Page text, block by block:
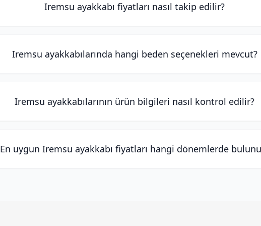
Iremsu ayakkabı fiyatları nasıl takip edilir?
Iremsu ayakkabılarında hangi beden seçenekleri mevcut?
Iremsu ayakkabılarının ürün bilgileri nasıl kontrol edilir?
En uygun Iremsu ayakkabı fiyatları hangi dönemlerde